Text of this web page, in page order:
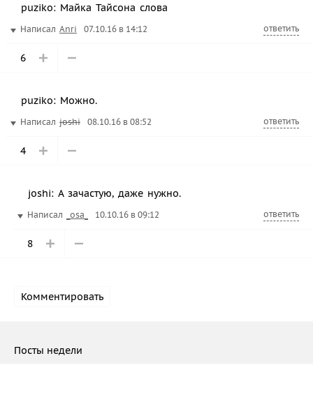
puziko: Майка Тайсона слова
Написал Anri 07.10.16 в 14:12 ответить
6
puziko: Можно.
Написал joshi 08.10.16 в 08:52 ответить
4
joshi: А зачастую, даже нужно.
Написал _osa_ 10.10.16 в 09:12 ответить
8
Комментировать
Посты недели